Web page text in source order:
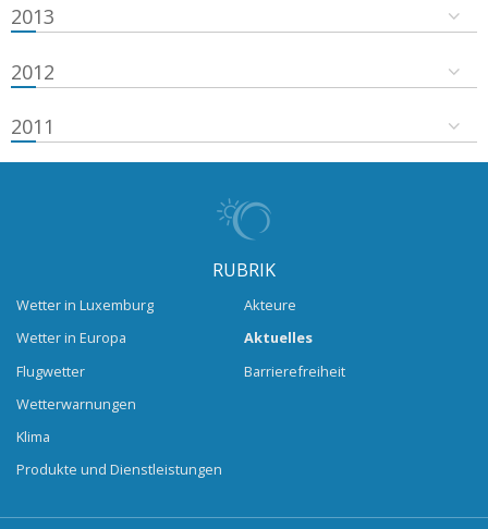
2013
2012
2011
RUBRIK
Wetter in Luxemburg
Wetter in Europa
Flugwetter
Wetterwarnungen
Klima
Produkte und Dienstleistungen
Akteure
Aktuelles
Barrierefreiheit